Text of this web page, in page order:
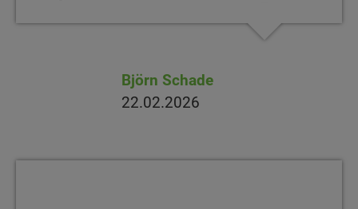
Björn Schade
22.02.2026